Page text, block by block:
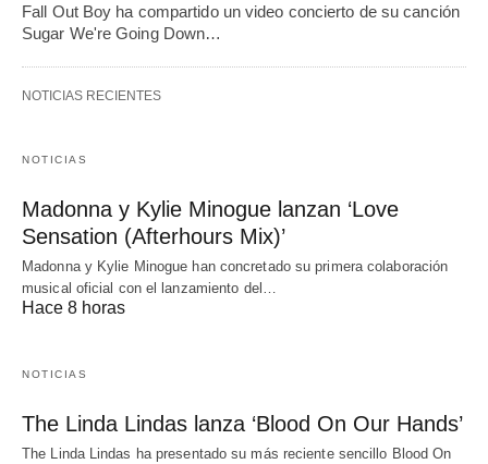
Fall Out Boy ha compartido un video concierto de su canción
Sugar We're Going Down…
NOTICIAS RECIENTES
NOTICIAS
Madonna y Kylie Minogue lanzan ‘Love
Sensation (Afterhours Mix)’
Madonna y Kylie Minogue han concretado su primera colaboración
musical oficial con el lanzamiento del…
Hace 8 horas
NOTICIAS
The Linda Lindas lanza ‘Blood On Our Hands’
The Linda Lindas ha presentado su más reciente sencillo Blood On